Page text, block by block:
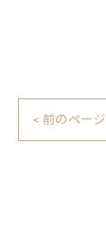
< 前のページ